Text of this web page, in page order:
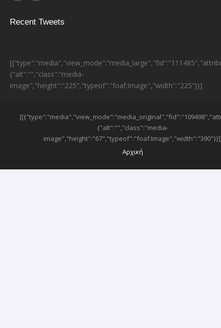
Recent Tweets
{"alt":"","class":"media-
image","height":"225","typeof":"foaf:Image","width":"225"}}]
ESPA BANNER
{"alt":"","class":"media-
Αρχική